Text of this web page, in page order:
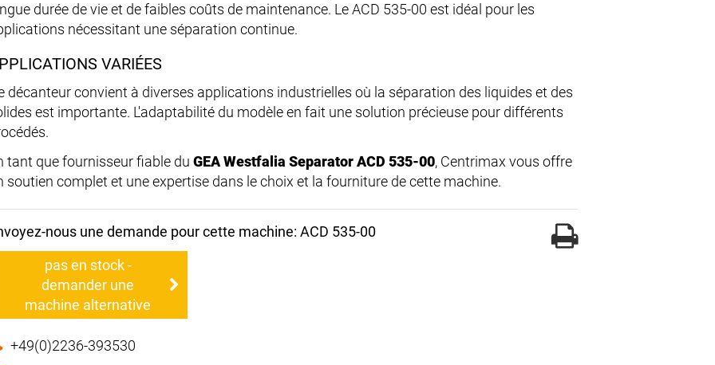
durée de vie et de faibles coûts de maintenance. Le ACD 535-00 est idéal pour les
nécessitant une séparation continue.
VARIÉES
décanteur convient à diverses applications industrielles où la séparation des liquides et des
est importante. L'adaptabilité du modèle en fait une solution précieuse pour différents
tant que fournisseur fiable du GEA Westfalia Separator ACD 535-00, Centrimax vous offre
soutien complet et une expertise dans le choix et la fourniture de cette machine.
nous une demande pour cette machine: ACD 535-00
pas en stock -
demander une
machine alternative
+49(0)2236-393530